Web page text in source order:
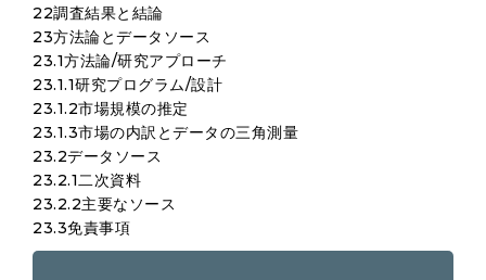
22調査結果と結論
23方法論とデータソース
23.1方法論/研究アプローチ
23.1.1研究プログラム/設計
23.1.2市場規模の推定
23.1.3市場の内訳とデータの三角測量
23.2データソース
23.2.1二次資料
23.2.2主要なソース
23.3免責事項